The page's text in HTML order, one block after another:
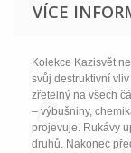
VÍCE
Kolekce Kazisvět
svůj destruktivní
zřetelný na všech
– výbušniny,
projevuje. Rukávy
druhů. Nakonec